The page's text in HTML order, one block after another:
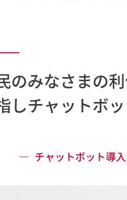
のみなさまの
しチャットボ
チャットボット導